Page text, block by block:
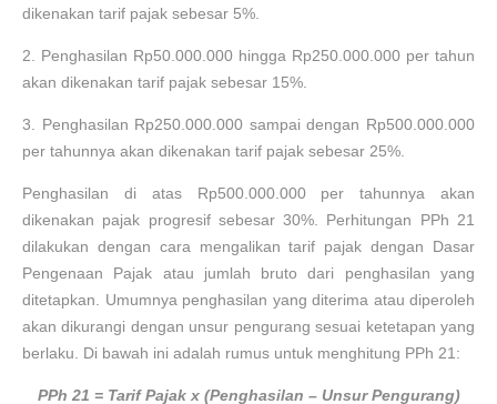
dikenakan tarif pajak sebesar 5%.
2. Penghasilan Rp50.000.000 hingga Rp250.000.000 per tahun
akan dikenakan tarif pajak sebesar 15%.
3. Penghasilan Rp250.000.000 sampai dengan Rp500.000.000
per tahunnya akan dikenakan tarif pajak sebesar 25%.
Penghasilan di atas Rp500.000.000 per tahunnya akan
dikenakan pajak progresif sebesar 30%. Perhitungan PPh 21
dilakukan dengan cara mengalikan tarif pajak dengan Dasar
Pengenaan Pajak atau jumlah bruto dari penghasilan yang
ditetapkan. Umumnya penghasilan yang diterima atau diperoleh
akan dikurangi dengan unsur pengurang sesuai ketetapan yang
berlaku. Di bawah ini adalah rumus untuk menghitung PPh 21:
PPh 21 = Tarif Pajak x (Penghasilan – Unsur Pengurang)